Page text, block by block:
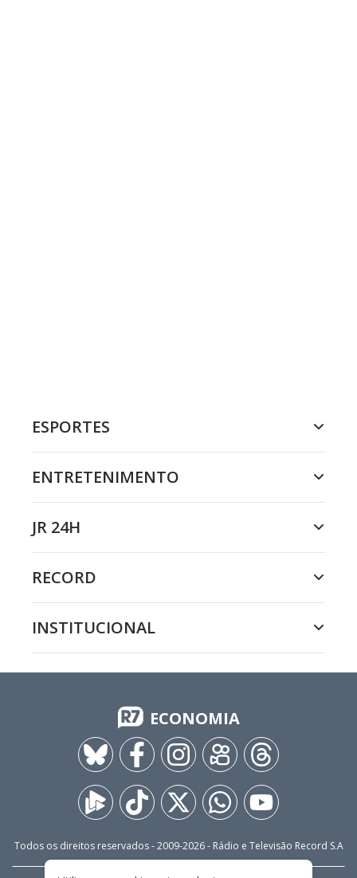
ESPORTES
ENTRETENIMENTO
JR 24H
RECORD
INSTITUCIONAL
ECONOMIA
Todos os direitos reservados - 2009-2026- Rádio e Televisão Record S.A